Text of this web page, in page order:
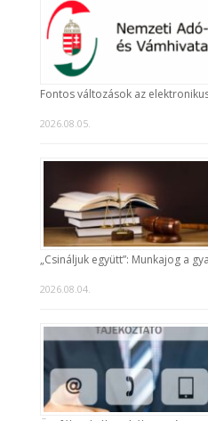
Fontos változások az
2026.08.05.
„Csináljuk együtt”: Munkajog a
2026.08.04.